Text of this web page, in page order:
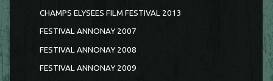
CHAMPS ELYSEES FILM FESTIVAL 2013
FESTIVAL ANNONAY 2007
FESTIVAL ANNONAY 2008
FESTIVAL ANNONAY 2009